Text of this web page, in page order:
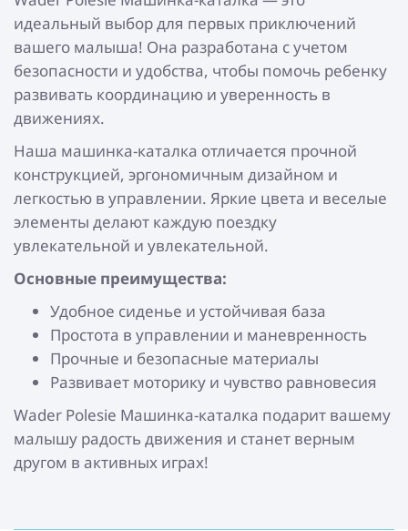
идеальный выбор для первых приключений
вашего малыша! Она разработана с учетом
безопасности и удобства, чтобы помочь ребенку
развивать координацию и уверенность в
движениях.
Наша машинка-каталка отличается прочной
конструкцией, эргономичным дизайном и
легкостью в управлении. Яркие цвета и веселые
элементы делают каждую поездку
увлекательной и увлекательной.
Основные преимущества:
Удобное сиденье и устойчивая база
Простота в управлении и маневренность
Прочные и безопасные материалы
Развивает моторику и чувство равновесия
Wader Polesie Машинка-каталка подарит вашему
малышу радость движения и станет верным
другом в активных играх!